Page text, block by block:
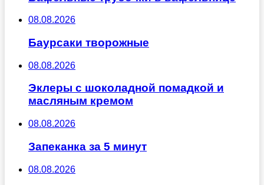
08.08.2026
Баурсаки творожные
08.08.2026
Эклеры с шоколадной помадкой и
масляным кремом
08.08.2026
Запеканка за 5 минут
08.08.2026